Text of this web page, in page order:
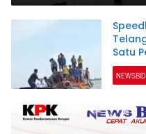
Satu